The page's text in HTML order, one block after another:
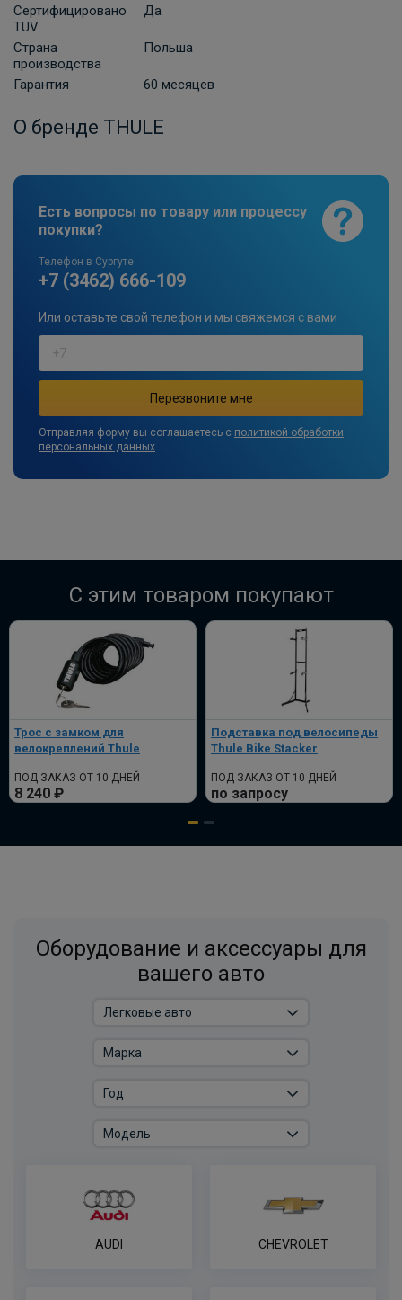
Сертифицировано
TUV
Да
Страна
производства
Польша
Гарантия 60 месяцев
О бренде THULE
Есть вопросы по товару или процессу
покупки?
Телефон в Сургуте
+7 (3462) 666-109
Или оставьте свой телефон и мы свяжемся с вами
Отправляя форму вы соглашаетесь с политикой обработки
персональных данных.
C этим товаром покупают
Трос с замком для
велокреплений Thule
ПОД ЗАКАЗ ОТ 10 ДНЕЙ
8 240 ₽
Подставка под велосипеды
Thule Bike Stacker
ПОД ЗАКАЗ ОТ 10 ДНЕЙ
по запросу
Оборудование и аксессуары для
вашего авто
AUDI CHEVROLET